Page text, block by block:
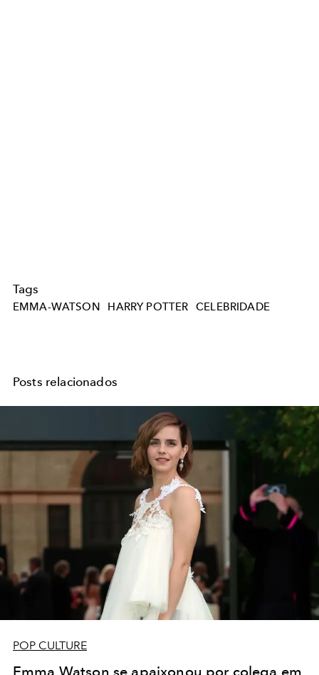
Tags
EMMA-WATSON HARRY POTTER CELEBRIDADE
Posts relacionados
POP CULTURE